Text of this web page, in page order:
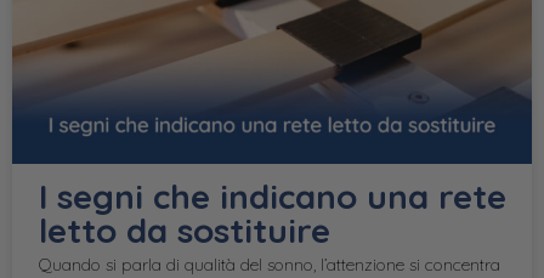
I segni che indicano una rete
letto da sostituire
Quando si parla di qualità del sonno, l’attenzione si concentra